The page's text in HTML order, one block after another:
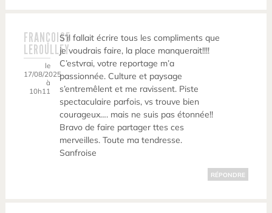
FRANÇOISE
LEROULLEY
le
17/08/2025
à
10h11
S’il fallait écrire tous les compliments que
je voudrais faire, la place manquerait!!!!
C’estvrai, votre reportage m’a
passionnée. Culture et paysage
s’entremêlent et me ravissent. Piste
spectaculaire parfois, vs trouve bien
courageux…. mais ne suis pas étonnée!!
Bravo de faire partager ttes ces
merveilles. Toute ma tendresse.
Sanfroise
RÉPONDRE